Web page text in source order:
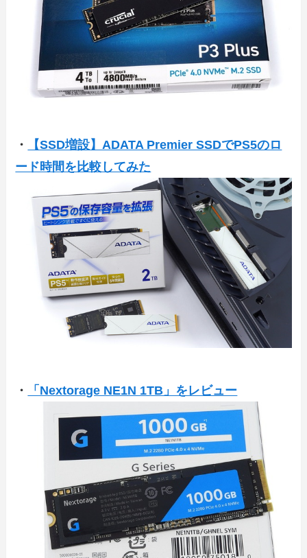
・
【SSD増設】ADATA Premier SSDでPS5のロ
ード時間を比較してみた
・ 「Nextorage NE1N 1TB」をレビュー